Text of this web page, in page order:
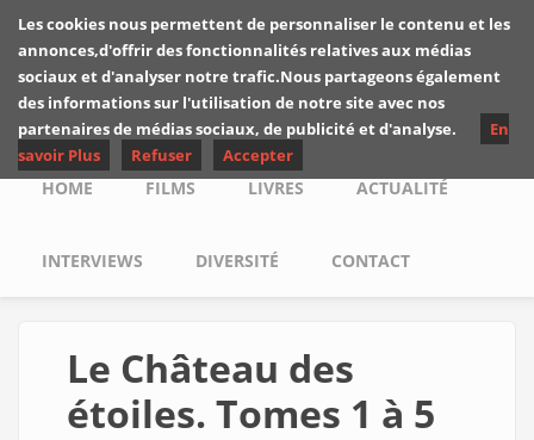
Skip to main content
Les critiques de
Yuyine
Main menu
HOME FILMS LIVRES ACTUALITÉ
INTERVIEWS DIVERSITÉ CONTACT
Le Château des
étoiles. Tomes 1 à 5
Les cookies nous permettent de personnaliser le contenu et les
annonces,d'offrir des fonctionnalités relatives aux médias
sociaux et d'analyser notre trafic.Nous partageons également
des informations sur l'utilisation de notre site avec nos
partenaires de médias sociaux, de publicité et d'analyse.
En
savoir Plus
Refuser Accepter